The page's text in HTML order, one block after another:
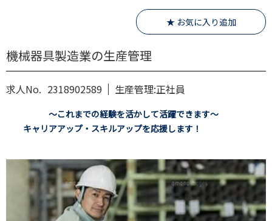
★ お気に入り追加
機械器具製造業の生産管理
求人No. 2318902589 生産管理:正社員
～これまでの経験を活かして活躍できます～
キャリアアップ・スキルアップを応援します！